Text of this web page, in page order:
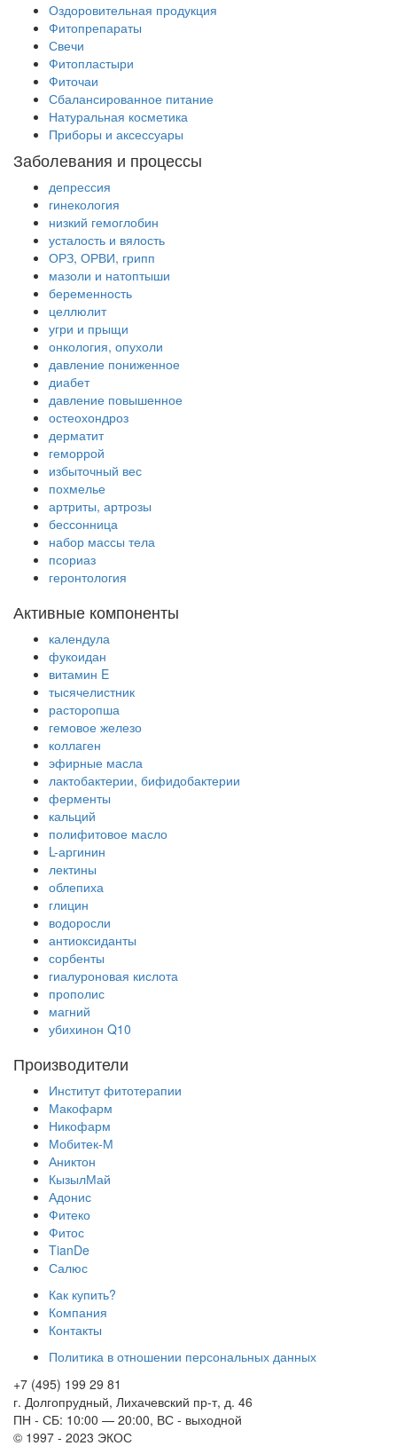
Оздоровительная продукция
Фитопрепараты
Свечи
Фитопластыри
Фиточаи
Сбалансированное питание
Натуральная косметика
Приборы и аксессуары
Заболевания и процессы
депрессия
гинекология
низкий гемоглобин
усталость и вялость
ОРЗ, ОРВИ, грипп
мазоли и натоптыши
беременность
целлюлит
угри и прыщи
онкология, опухоли
давление пониженное
диабет
давление повышенное
остеохондроз
дерматит
геморрой
избыточный вес
похмелье
артриты, артрозы
бессонница
набор массы тела
псориаз
геронтология
Активные компоненты
календула
фукоидан
витамин E
тысячелистник
расторопша
гемовое железо
коллаген
эфирные масла
лактобактерии, бифидобактерии
ферменты
кальций
полифитовое масло
L-аргинин
лектины
облепиха
глицин
водоросли
антиоксиданты
сорбенты
гиалуроновая кислота
прополис
магний
убихинон Q10
Производители
Институт фитотерапии
Макофарм
Никофарм
Мобитек-М
Аниктон
КызылМай
Адонис
Фитеко
Фитос
TianDe
Салюс
Как купить?
Компания
Контакты
Политика в отношении персональных данных
+7 (495) 199 29 81
г. Долгопрудный, Лихачевский пр-т, д. 46
ПН - СБ: 10:00 — 20:00, ВС - выходной
© 1997 - 2023 ЭКОС